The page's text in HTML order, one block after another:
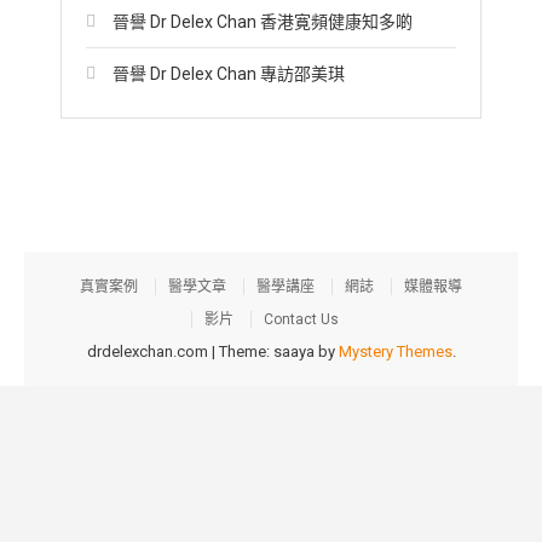
晉譽 Dr Delex Chan 香港寛頻健康知多啲
晉譽 Dr Delex Chan 專訪邵美琪
真實案例 醫學文章 醫學講座 網誌
媒體報導
影片
Contact Us
drdelexchan.com |Theme: saaya by Mystery Themes.